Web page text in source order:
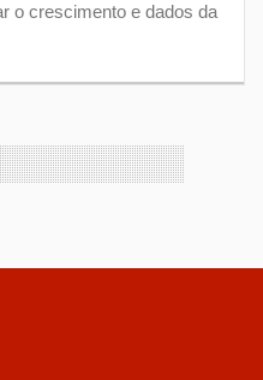
o crescimento e dados da